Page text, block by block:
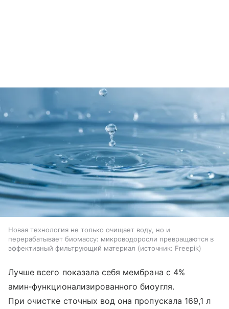
Новая технология не только очищает воду, но и
перерабатывает биомассу: микроводоросли превращаются в
эффективный фильтрующий материал
источник: Freepik
Лучше всего показала себя мембрана с 4%
амин‑функционализированного биоугля.
При очистке сточных вод она пропускала 169,1 л